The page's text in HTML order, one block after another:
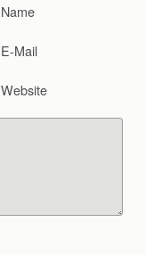
Name
E-Mail
Website